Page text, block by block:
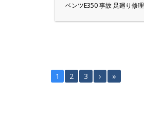
ベンツE350 事故 足廻り修理
1 2 3 › »